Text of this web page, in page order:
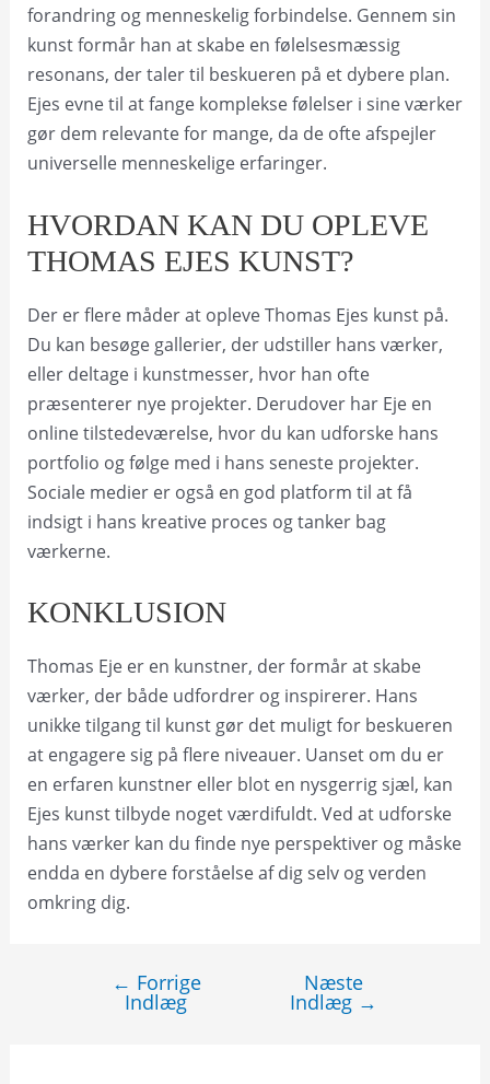
forandring og menneskelig forbindelse. Gennem sin
kunst formår han at skabe en følelsesmæssig
resonans, der taler til beskueren på et dybere plan.
Ejes evne til at fange komplekse følelser i sine værker
gør dem relevante for mange, da de ofte afspejler
universelle menneskelige erfaringer.
HVORDAN KAN DU OPLEVE
THOMAS EJES KUNST?
Der er flere måder at opleve Thomas Ejes kunst på.
Du kan besøge gallerier, der udstiller hans værker,
eller deltage i kunstmesser, hvor han ofte
præsenterer nye projekter. Derudover har Eje en
online tilstedeværelse, hvor du kan udforske hans
portfolio og følge med i hans seneste projekter.
Sociale medier er også en god platform til at få
indsigt i hans kreative proces og tanker bag
værkerne.
KONKLUSION
Thomas Eje er en kunstner, der formår at skabe
værker, der både udfordrer og inspirerer. Hans
unikke tilgang til kunst gør det muligt for beskueren
at engagere sig på flere niveauer. Uanset om du er
en erfaren kunstner eller blot en nysgerrig sjæl, kan
Ejes kunst tilbyde noget værdifuldt. Ved at udforske
hans værker kan du finde nye perspektiver og måske
endda en dybere forståelse af dig selv og verden
omkring dig.
Indlægsnavigation
← Forrige
Indlæg
Næste
Indlæg →